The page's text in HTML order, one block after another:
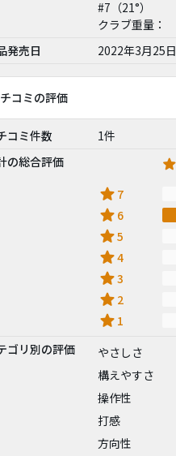
#7（21°）
クラブ重量：
発売日
2022年3月25日
コミの評価
コミ件数
1件
の総合評価
star 7
star 6
star5
star4
star3
star 2
star 1
ゴリ別の評価
やさしさ
構えやすさ
操作性
打感
方向性